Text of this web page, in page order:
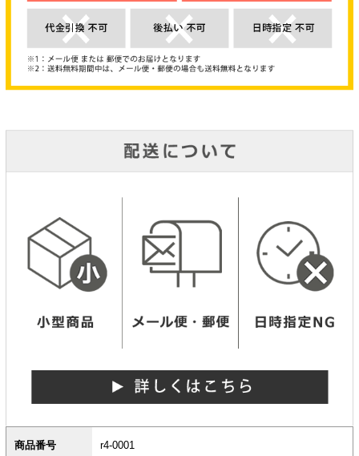
商品番号 r4-0001